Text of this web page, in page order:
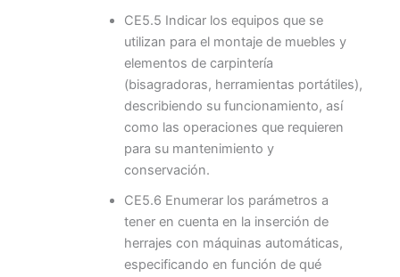
CE5.5 Indicar los equipos que se
utilizan para el montaje de muebles y
elementos de carpintería
(bisagradoras, herramientas portátiles),
describiendo su funcionamiento, así
como las operaciones que requieren
para su mantenimiento y
conservación.
CE5.6 Enumerar los parámetros a
tener en cuenta en la inserción de
herrajes con máquinas automáticas,
especificando en función de qué